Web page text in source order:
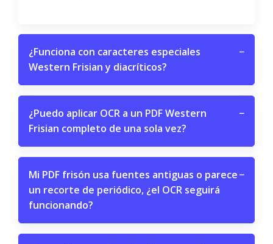
¿Funciona con caracteres especiales
Western Frisian y diacríticos?
−
¿Puedo aplicar OCR a un PDF Western
Frisian completo de una sola vez?
−
Mi PDF frisón usa fuentes antiguas o parece
un recorte de periódico, ¿el OCR seguirá
funcionando?
−